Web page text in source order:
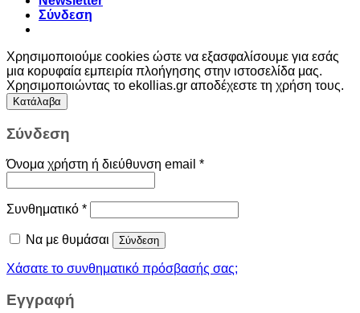
Σύνδεση
Χρησιμοποιούμε cookies ώστε να εξασφαλίσουμε για εσάς
μια κορυφαία εμπειρία πλοήγησης στην ιστοσελίδα μας.
Χρησιμοποιώντας το ekollias.gr αποδέχεστε τη χρήση τους.
Κατάλαβα
Σύνδεση
Όνομα χρήστη ή διεύθυνση email *
Συνθηματικό *
Να με θυμάσαι Σύνδεση
Χάσατε το συνθηματικό πρόσβασής σας;
Εγγραφή